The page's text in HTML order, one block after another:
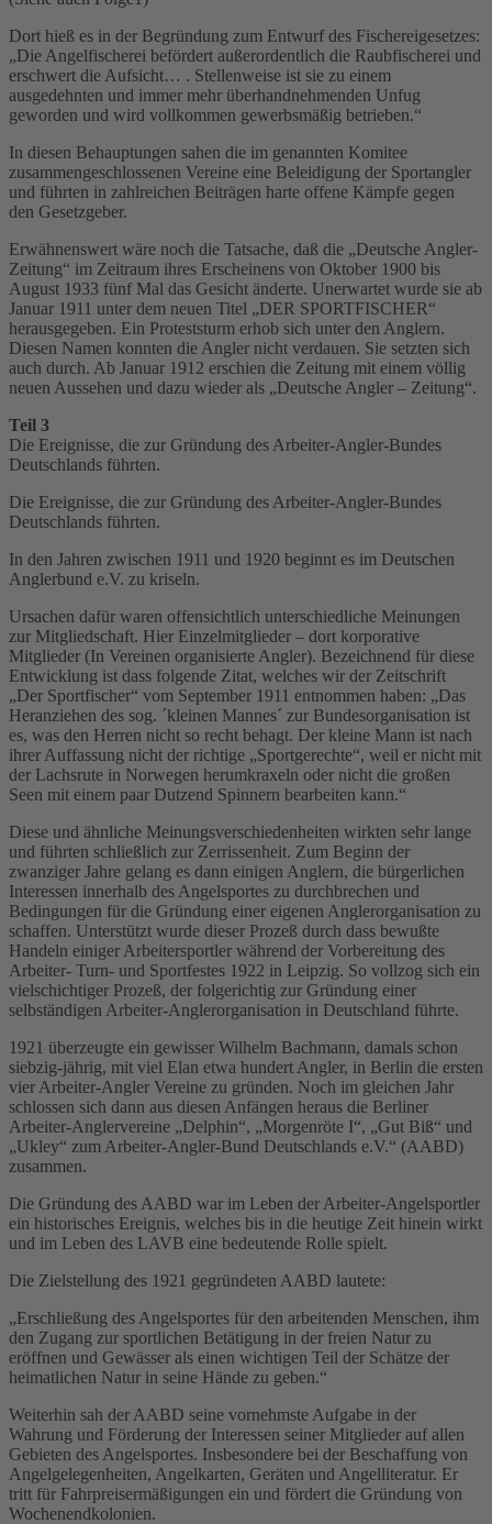
Dort hieß es in der Begründung zum Entwurf des Fischereigesetzes:
„Die Angelfischerei befördert außerordentlich die Raubfischerei und
erschwert die Aufsicht… . Stellenweise ist sie zu einem
ausgedehnten und immer mehr überhandnehmenden Unfug
geworden und wird vollkommen gewerbsmäßig betrieben.“
In diesen Behauptungen sahen die im genannten Komitee
zusammengeschlossenen Vereine eine Beleidigung der Sportangler
und führten in zahlreichen Beiträgen harte offene Kämpfe gegen
den Gesetzgeber.
Erwähnenswert wäre noch die Tatsache, daß die „Deutsche Angler-
Zeitung“ im Zeitraum ihres Erscheinens von Oktober 1900 bis
August 1933 fünf Mal das Gesicht änderte. Unerwartet wurde sie ab
Januar 1911 unter dem neuen Titel „DER SPORTFISCHER“
herausgegeben. Ein Proteststurm erhob sich unter den Anglern.
Diesen Namen konnten die Angler nicht verdauen. Sie setzten sich
auch durch. Ab Januar 1912 erschien die Zeitung mit einem völlig
neuen Aussehen und dazu wieder als „Deutsche Angler – Zeitung“.
Teil 3
Die Ereignisse, die zur Gründung des Arbeiter-Angler-Bundes
Deutschlands führten.
Die Ereignisse, die zur Gründung des Arbeiter-Angler-Bundes
Deutschlands führten.
In den Jahren zwischen 1911 und 1920 beginnt es im Deutschen
Anglerbund e.V. zu kriseln.
Ursachen dafür waren offensichtlich unterschiedliche Meinungen
zur Mitgliedschaft. Hier Einzelmitglieder – dort korporative
Mitglieder (In Vereinen organisierte Angler). Bezeichnend für diese
Entwicklung ist dass folgende Zitat, welches wir der Zeitschrift
„Der Sportfischer“ vom September 1911 entnommen haben: „Das
Heranziehen des sog. ´kleinen Mannes´ zur Bundesorganisation ist
es, was den Herren nicht so recht behagt. Der kleine Mann ist nach
ihrer Auffassung nicht der richtige „Sportgerechte“, weil er nicht mit
der Lachsrute in Norwegen herumkraxeln oder nicht die großen
Seen mit einem paar Dutzend Spinnern bearbeiten kann.“
Diese und ähnliche Meinungsverschiedenheiten wirkten sehr lange
und führten schließlich zur Zerrissenheit. Zum Beginn der
zwanziger Jahre gelang es dann einigen Anglern, die bürgerlichen
Interessen innerhalb des Angelsportes zu durchbrechen und
Bedingungen für die Gründung einer eigenen Anglerorganisation zu
schaffen. Unterstützt wurde dieser Prozeß durch dass bewußte
Handeln einiger Arbeitersportler während der Vorbereitung des
Arbeiter- Turn- und Sportfestes 1922 in Leipzig. So vollzog sich ein
vielschichtiger Prozeß, der folgerichtig zur Gründung einer
selbständigen Arbeiter-Anglerorganisation in Deutschland führte.
1921 überzeugte ein gewisser Wilhelm Bachmann, damals schon
siebzig-jährig, mit viel Elan etwa hundert Angler, in Berlin die ersten
vier Arbeiter-Angler Vereine zu gründen. Noch im gleichen Jahr
schlossen sich dann aus diesen Anfängen heraus die Berliner
Arbeiter-Anglervereine „Delphin“, „Morgenröte I“, „Gut Biß“ und
„Ukley“ zum Arbeiter-Angler-Bund Deutschlands e.V.“ (AABD)
zusammen.
Die Gründung des AABD war im Leben der Arbeiter-Angelsportler
ein historisches Ereignis, welches bis in die heutige Zeit hinein wirkt
und im Leben des LAVB eine bedeutende Rolle spielt.
Die Zielstellung des 1921 gegründeten AABD lautete:
„Erschließung des Angelsportes für den arbeitenden Menschen, ihm
den Zugang zur sportlichen Betätigung in der freien Natur zu
eröffnen und Gewässer als einen wichtigen Teil der Schätze der
heimatlichen Natur in seine Hände zu geben.“
Weiterhin sah der AABD seine vornehmste Aufgabe in der
Wahrung und Förderung der Interessen seiner Mitglieder auf allen
Gebieten des Angelsportes. Insbesondere bei der Beschaffung von
Angelgelegenheiten, Angelkarten, Geräten und Angelliteratur. Er
tritt für Fahrpreisermäßigungen ein und fördert die Gründung von
Wochenendkolonien.